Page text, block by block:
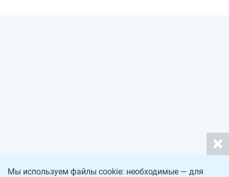
Мы используем файлы cookie: необходимые — для